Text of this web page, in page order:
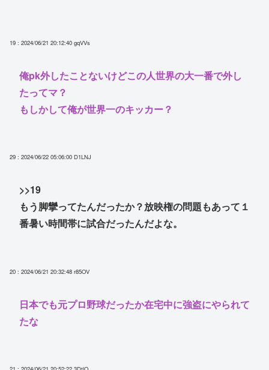
19 : 2024/06/21 20:12:40 gqVVs
俺pk外したことないけどこの人世界の大一番で外し
たってマ？
もしかして俺が世界一のキッカー？
29 : 2024/06/22 05:06:00 D1LNJ
>>19
もう脚攣ってたんだったか？放映権の問題もあって１
番暑い時間帯に試合だったんだよな。
20 : 2024/06/21 20:32:48 r85OV
日本でも元プロ野球だったか在宅中に強盗にやられて
たな